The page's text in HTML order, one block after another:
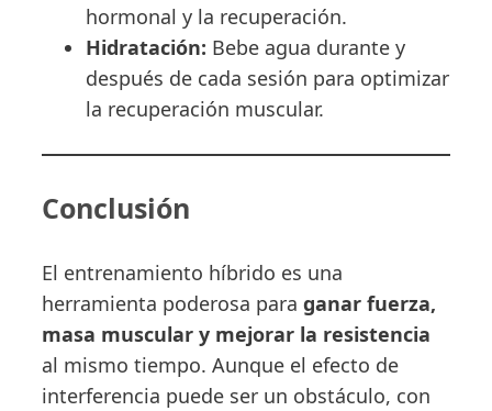
hormonal y la recuperación.
Hidratación: Bebe agua durante y
después de cada sesión para optimizar
la recuperación muscular.
Conclusión
El entrenamiento híbrido es una
herramienta poderosa para ganar fuerza,
masa muscular y mejorar la resistencia
al mismo tiempo. Aunque el efecto de
interferencia puede ser un obstáculo, con